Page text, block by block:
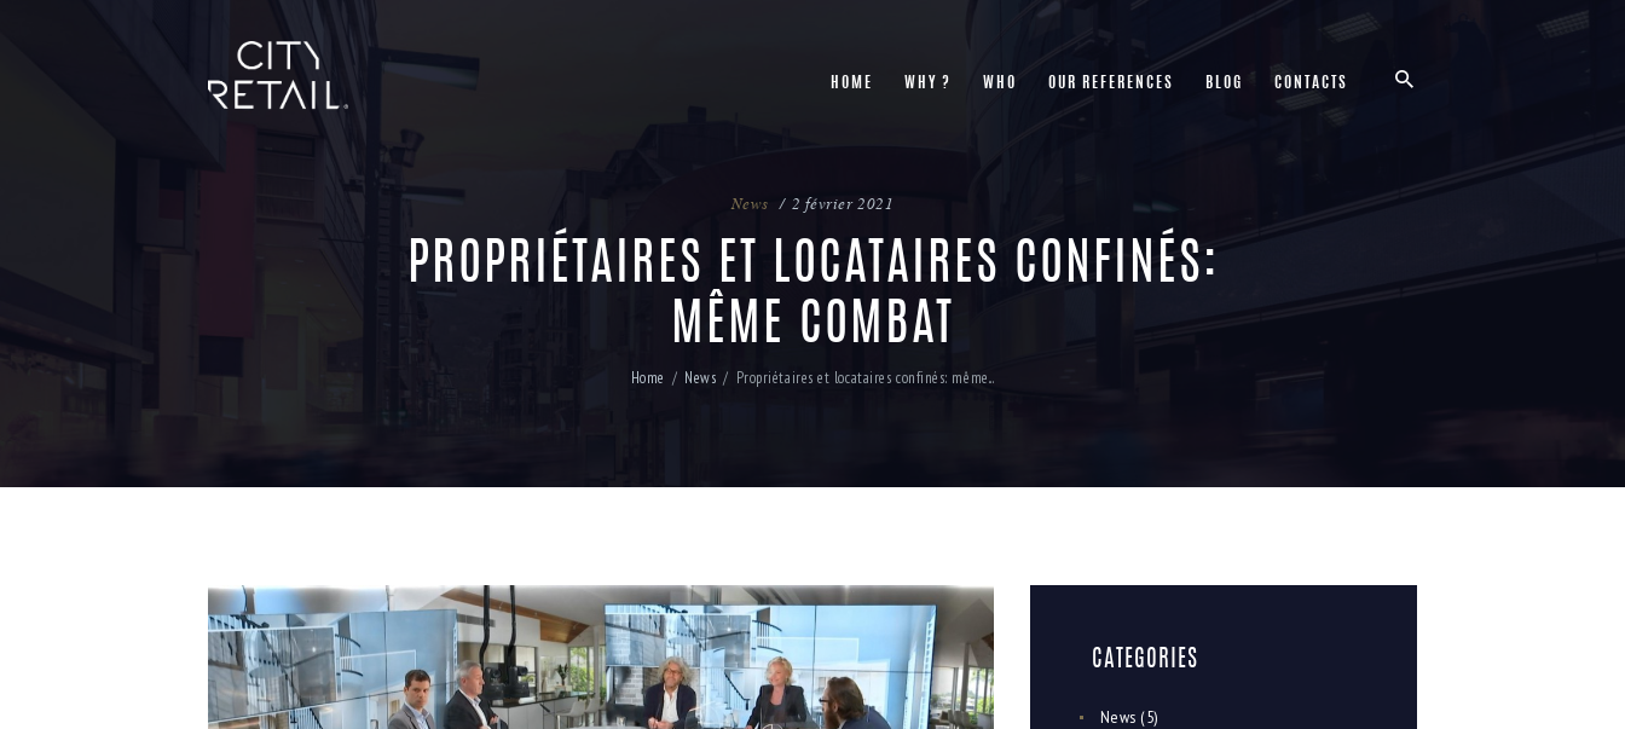
HOME WHY ? WHO OUR REFERENCES BLOG CONTACTS
News 2 février 2021
PROPRIÉTAIRES ET LOCATAIRES CONFINÉS:
MÊME COMBAT
Home News Propriétaires et locataires confinés: même...
CATEGORIES
News (5)